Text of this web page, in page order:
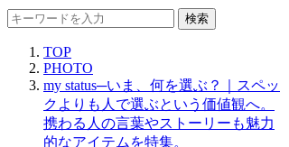
検索
TOP
PHOTO
my status─いま、何を選ぶ？｜スペッ
クよりも人で選ぶという価値観へ。
携わる人の言葉やストーリーも魅力
的なアイテムを特集。